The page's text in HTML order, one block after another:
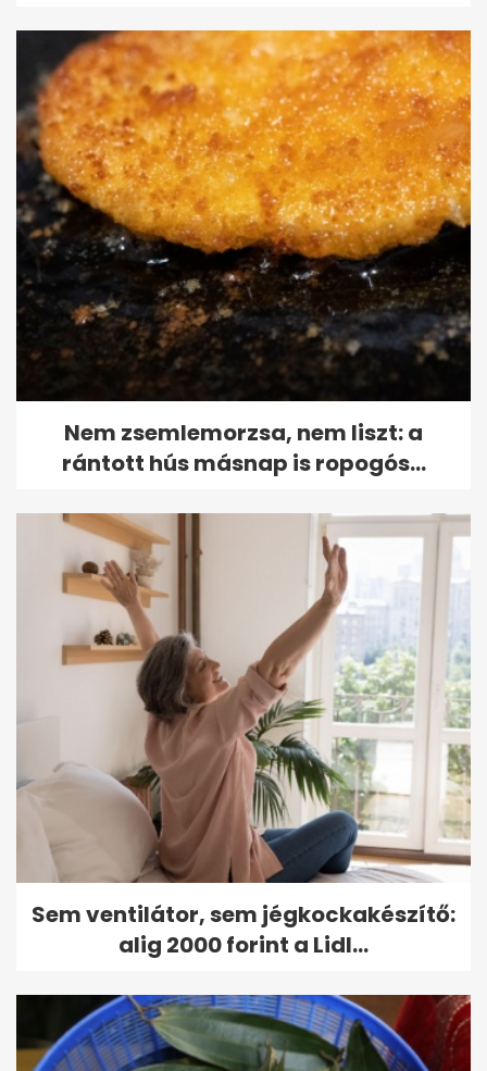
Nem zsemlemorzsa, nem liszt: a
rántott hús másnap is ropogós...
Sem ventilátor, sem jégkockakészítő:
alig 2000 forint a Lidl...